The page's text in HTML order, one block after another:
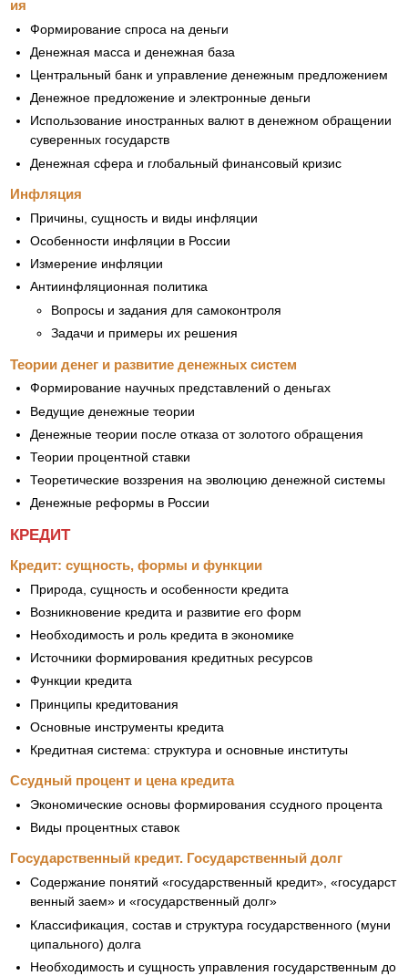
ия
Формирование спроса на деньги
Денежная масса и денежная база
Центральный банк и управление денежным предложением
Денежное предложение и электронные деньги
Использование иностранных валют в денежном обращении
суверенных государств
Денежная сфера и глобальный финансовый кризис
Инфляция
Причины, сущность и виды инфляции
Особенности инфляции в России
Измерение инфляции
Антиинфляционная политика
Вопросы и задания для самоконтроля
Задачи и примеры их решения
Теории денег и развитие денежных систем
Формирование научных представлений о деньгах
Ведущие денежные теории
Денежные теории после отказа от золотого обращения
Теории процентной ставки
Теоретические воззрения на эволюцию денежной системы
Денежные реформы в России
КРЕДИТ
Кредит: сущность, формы и функции
Природа, сущность и особенности кредита
Возникновение кредита и развитие его форм
Необходимость и роль кредита в экономике
Источники формирования кредитных ресурсов
Функции кредита
Принципы кредитования
Основные инструменты кредита
Кредитная система: структура и основные институты
Ссудный процент и цена кредита
Экономические основы формирования ссудного процента
Виды процентных ставок
Государственный кредит. Государственный долг
Содержание понятий «государственный кредит», «государст
венный заем» и «государственный долг»
Классификация, состав и структура государственного (муни
ципального) долга
Необходимость и сущность управления государственным до